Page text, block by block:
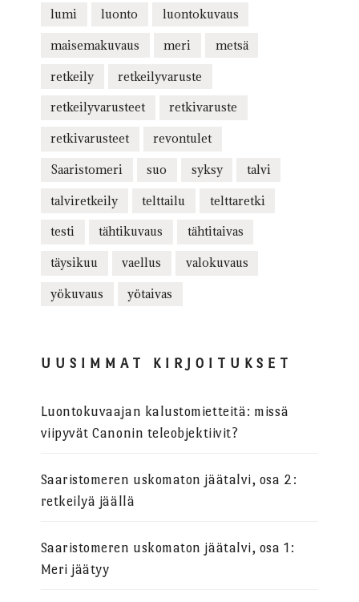
lumi luonto luontokuvaus
maisemakuvaus meri metsä
retkeily retkeilyvaruste
retkeilyvarusteet retkivaruste
retkivarusteet revontulet
Saaristomeri suo syksy talvi
talviretkeily telttailu telttaretki
testi tähtikuvaus tähtitaivas
täysikuu vaellus valokuvaus
yökuvaus yötaivas
UUSIMMAT KIRJOITUKSET
Luontokuvaajan kalustomietteitä: missä
viipyvät Canonin teleobjektiivit?
Saaristomeren uskomaton jäätalvi, osa 2:
retkeilyä jäällä
Saaristomeren uskomaton jäätalvi, osa 1:
Meri jäätyy